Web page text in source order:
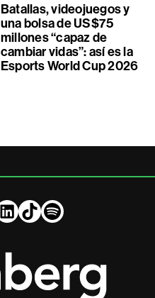
Batallas, videojuegos y
una bolsa de US$75
millones “capaz de
cambiar vidas”: así es la
Esports World Cup 2026